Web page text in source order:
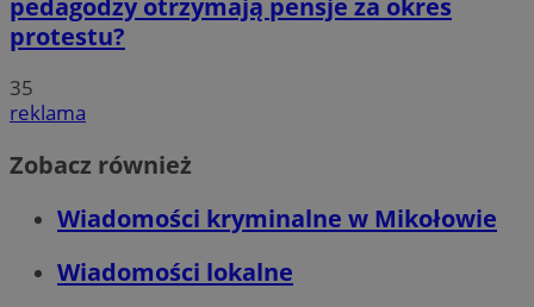
pedagodzy otrzymają pensje za okres
protestu?
35
reklama
Zobacz również
Wiadomości kryminalne w Mikołowie
Wiadomości lokalne